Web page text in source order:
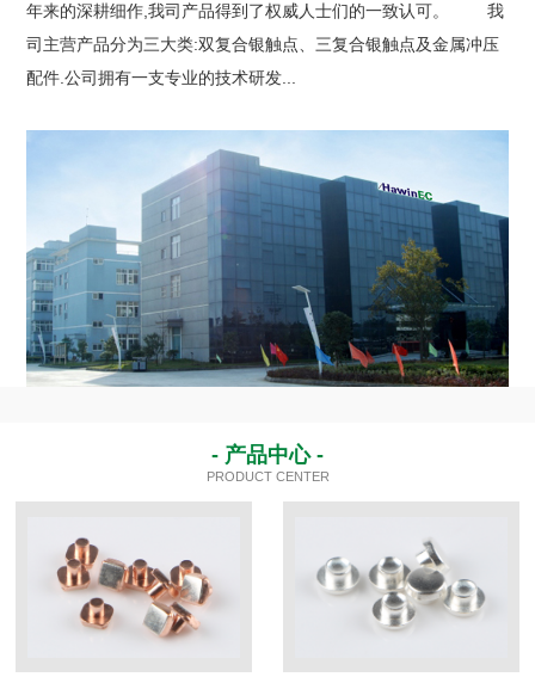
年来的深耕细作,我司产品得到了权威人士们的一致认可。 我
司主营产品分为三大类:双复合银触点、三复合银触点及金属冲压
配件.公司拥有一支专业的技术研发...
- 产品中心 -
PRODUCT CENTER